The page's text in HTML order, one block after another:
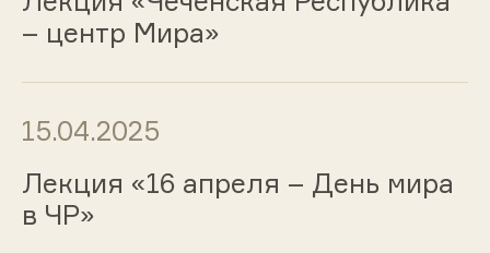
– центр Мира»
15.04.2025
Лекция «16 апреля – День мира
в ЧР»